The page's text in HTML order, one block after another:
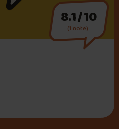
8.1/10
(1 note)